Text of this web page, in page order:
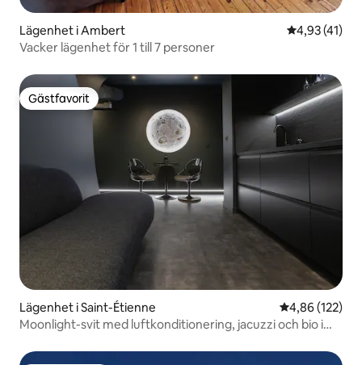
Lägenhet i Ambert 4,93 av 5 i
4,93 (41)
Vacker lägenhet för 1 till 7 personer
Gästfavorit
Gästfavorit
Lägenhet i Saint-Étienne 4,86 av 5 i
4,86 (122)
Moonlight-svit med luftkonditionering, jacuzzi och bio i